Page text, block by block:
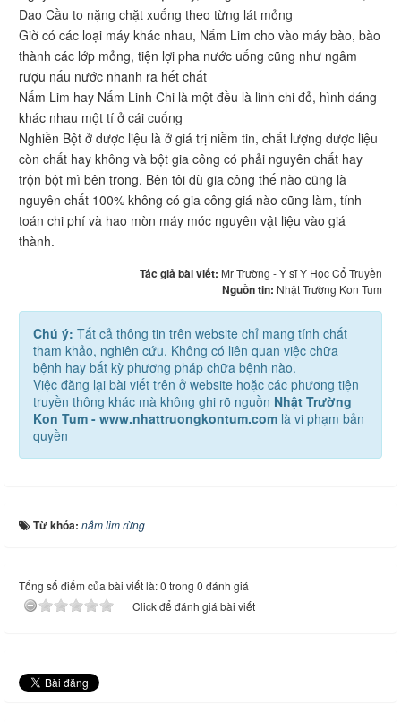
Dao Cầu to nặng chặt xuống theo từng lát mỏng
Giờ có các loại máy khác nhau, Nấm Lim cho vào máy bào, bào
thành các lớp mỏng, tiện lợi pha nước uống cũng như ngâm
rượu nấu nước nhanh ra hết chất
Nấm Lim hay Nấm Linh Chi là một đều là linh chi đỏ, hình dáng
khác nhau một tí ở cái cuống
Nghiền Bột ở dược liệu là ở giá trị niềm tin, chất lượng dược liệu
còn chất hay không và bột gia công có phải nguyên chất hay
trộn bột mì bên trong. Bên tôi dù gia công thế nào cũng là
nguyên chất 100% không có gia công giá nào cũng làm, tính
toán chi phí và hao mòn máy móc nguyên vật liệu vào giá
thành.
Tác giả bài viết: Mr Trường - Y sĩ Y Học Cổ Truyền
Nguồn tin: Nhật Trường Kon Tum
Chú ý: Tất cả thông tin trên website chỉ mang tính chất
tham khảo, nghiên cứu. Không có liên quan việc chữa
bệnh hay bất kỳ phương pháp chữa bệnh nào.
Việc đăng lại bài viết trên ở website hoặc các phương tiện
truyền thông khác mà không ghi rõ nguồn Nhật Trường
Kon Tum - www.nhattruongkontum.com là vi phạm bản
quyền
Từ khóa: nấm lim rừng
Tổng số điểm của bài viết là: 0 trong 0 đánh giá
Click để đánh giá bài viết